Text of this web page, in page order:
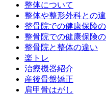
整体について
整体や整形外科との
整骨院での健康保険
整骨院での健康保険
整骨院と整体の違い
楽トレ
治療機器紹介
産後骨盤矯正
肩甲骨はがし